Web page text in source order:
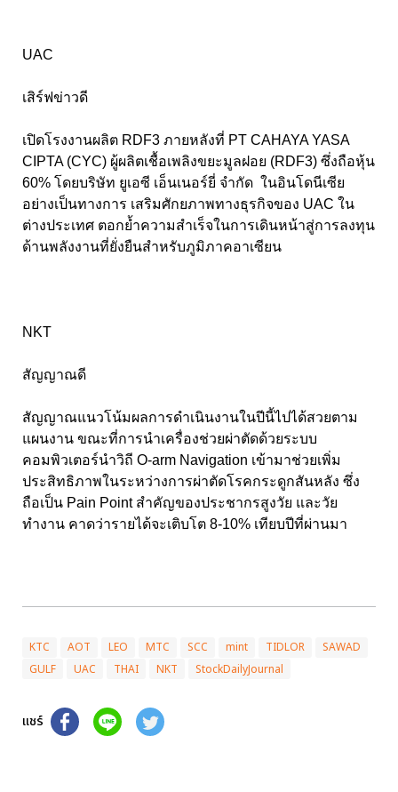
UAC
เสิร์ฟข่าวดี
เปิดโรงงานผลิต RDF3 ภายหลังที่ PT CAHAYA YASA
CIPTA (CYC) ผู้ผลิตเชื้อเพลิงขยะมูลฝอย (RDF3) ซึ่งถือหุ้น
60% โดยบริษัท ยูเอซี เอ็นเนอร์ยี่ จำกัด ในอินโดนีเซีย
อย่างเป็นทางการ เสริมศักยภาพทางธุรกิจของ UAC ใน
ต่างประเทศ ตอกย้ำความสำเร็จในการเดินหน้าสู่การลงทุน
ด้านพลังงานที่ยั่งยืนสำหรับภูมิภาคอาเซียน
NKT
สัญญาณดี
สัญญาณแนวโน้มผลการดำเนินงานในปีนี้ไปได้สวยตาม
แผนงาน ขณะที่การนำเครื่องช่วยผ่าตัดด้วยระบบ
คอมพิวเตอร์นำวิถี O-arm Navigation เข้ามาช่วยเพิ่ม
ประสิทธิภาพในระหว่างการผ่าตัดโรคกระดูกสันหลัง ซึ่ง
ถือเป็น Pain Point สำคัญของประชากรสูงวัย และวัย
ทำงาน คาดว่ารายได้จะเติบโต 8-10% เทียบปีที่ผ่านมา
KTC AOT LEO MTC SCC mint TIDLOR
SAWAD
GULF
UAC THAI NKT StockDailyJournal
แชร์